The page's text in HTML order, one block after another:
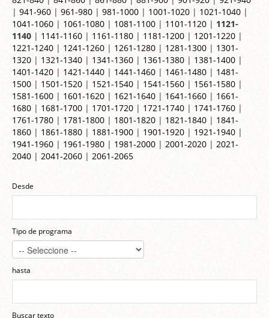
| 941-960 | 961-980 | 981-1000 | 1001-1020 | 1021-1040 |
1041-1060 | 1061-1080 | 1081-1100 | 1101-1120 | 1121-
1140 | 1141-1160 | 1161-1180 | 1181-1200 | 1201-1220 |
1221-1240 | 1241-1260 | 1261-1280 | 1281-1300 | 1301-
1320 | 1321-1340 | 1341-1360 | 1361-1380 | 1381-1400 |
1401-1420 | 1421-1440 | 1441-1460 | 1461-1480 | 1481-
1500 | 1501-1520 | 1521-1540 | 1541-1560 | 1561-1580 |
1581-1600 | 1601-1620 | 1621-1640 | 1641-1660 | 1661-
1680 | 1681-1700 | 1701-1720 | 1721-1740 | 1741-1760 |
1761-1780 | 1781-1800 | 1801-1820 | 1821-1840 | 1841-
1860 | 1861-1880 | 1881-1900 | 1901-1920 | 1921-1940 |
1941-1960 | 1961-1980 | 1981-2000 | 2001-2020 | 2021-
2040 | 2041-2060 | 2061-2065
Desde
Tipo de programa
hasta
Buscar texto